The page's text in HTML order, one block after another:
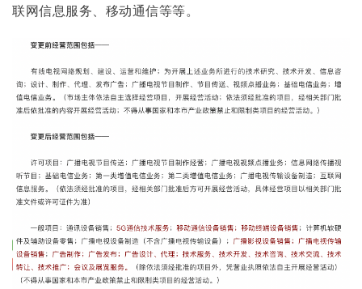
联网信息服务、移动通信等等。